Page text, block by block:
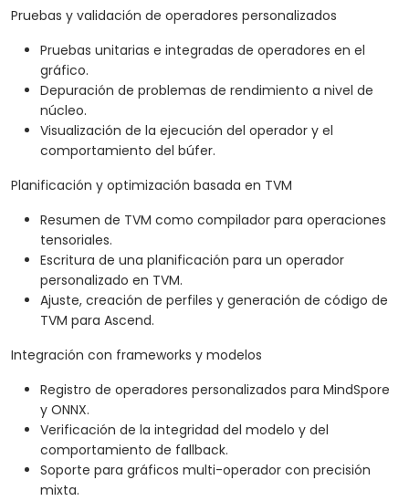
Pruebas y validación de operadores personalizados
Pruebas unitarias e integradas de operadores en el
gráfico.
Depuración de problemas de rendimiento a nivel de
núcleo.
Visualización de la ejecución del operador y el
comportamiento del búfer.
Planificación y optimización basada en TVM
Resumen de TVM como compilador para operaciones
tensoriales.
Escritura de una planificación para un operador
personalizado en TVM.
Ajuste, creación de perfiles y generación de código de
TVM para Ascend.
Integración con frameworks y modelos
Registro de operadores personalizados para MindSpore
y ONNX.
Verificación de la integridad del modelo y del
comportamiento de fallback.
Soporte para gráficos multi-operador con precisión
mixta.